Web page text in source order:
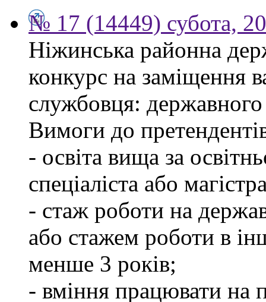
№ 17 (14449) субота,
Ніжинська районна
конкурс на заміщення
службовця: державного
Вимоги до
- освіта вища за
спеціаліста або
- стаж роботи на
або стажем роботи в
менше 3 років;
- вміння працювати на